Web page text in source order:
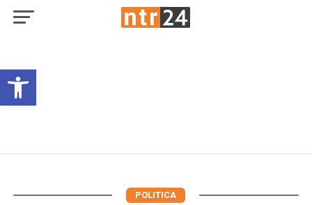
Open toolbar
POLITICA